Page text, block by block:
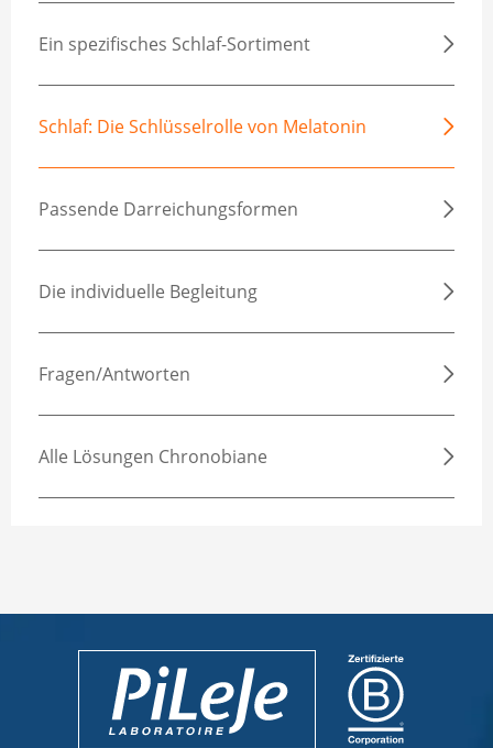
Ein spezifisches Schlaf-Sortiment
Schlaf: Die Schlüsselrolle von Melatonin
Passende Darreichungsformen
Die individuelle Begleitung
Fragen/Antworten
Alle Lösungen Chronobiane